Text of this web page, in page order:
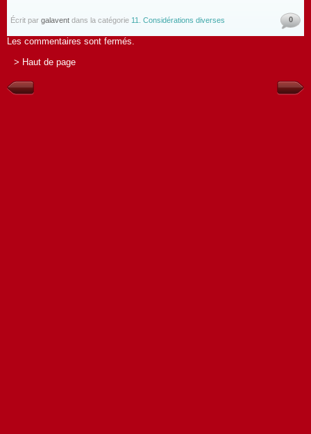
Écrit par galavent dans la catégorie 11. Considérations diverses 0
Les commentaires sont fermés.
> Haut de page